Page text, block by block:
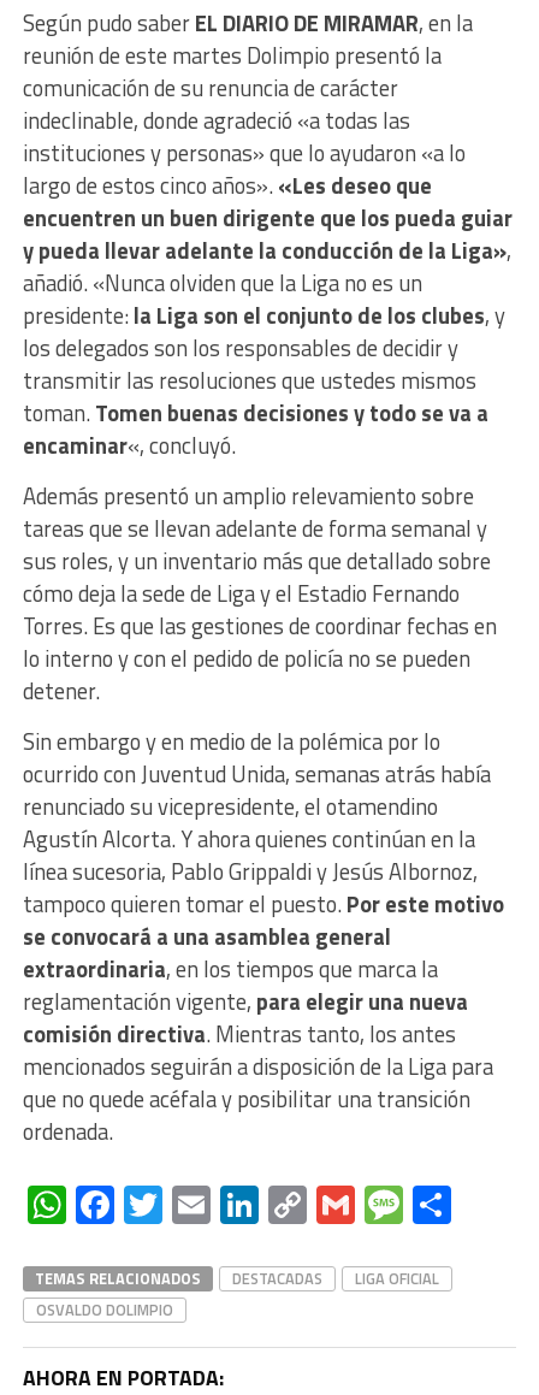
Según pudo saberEL DIARIO DE MIRAMAR, en la
reunión de este martes Dolimpio presentó la
comunicación de su renuncia de carácter
indeclinable, donde agradeció «a todas las
instituciones y personas» que lo ayudaron «a lo
largo de estos cinco años».«Les deseo que
encuentren un buen dirigente que los pueda guiar
y pueda llevar adelante la conducción de la Liga»,
añadió. «Nunca olviden que la Liga no es un
presidente:la Liga son el conjunto de los clubes, y
los delegados son los responsables de decidir y
transmitir las resoluciones que ustedes mismos
toman.Tomen buenas decisiones y todo se va a
encaminar«, concluyó.
Además presentó un amplio relevamiento sobre
tareas que se llevan adelante de forma semanal y
sus roles, y un inventario más que detallado sobre
cómo deja la sede de Liga y el Estadio Fernando
Torres. Es que las gestiones de coordinar fechas en
lo interno y con el pedido de policía no se pueden
detener.
Sin embargo y en medio de la polémica por lo
ocurrido con Juventud Unida, semanas atrás había
renunciado su vicepresidente, el otamendino
Agustín Alcorta. Y ahora quienes continúan en la
línea sucesoria, Pablo Grippaldi y Jesús Albornoz,
tampoco quieren tomar el puesto.Por este motivo
se convocará a una asamblea general
extraordinaria, en los tiempos que marca la
reglamentación vigente, para elegir una nueva
comisión directiva. Mientras tanto, los antes
mencionados seguirán a disposición de la Liga para
que no quede acéfala y posibilitar una transición
ordenada.
WhatsApp
Facebook
Twitter
EmailLinkedIn
Copy
Link
Gmail
TEMAS RELACIONADOS DESTACADAS
LIGA OFICIAL
OSVALDO DOLIMPIO
AHORA EN PORTADA: